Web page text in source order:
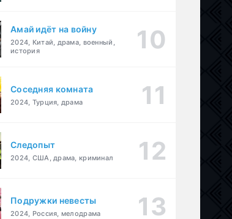
Амай идёт на войну
2024, Китай, драма, военный,
история
Соседняя комната
2024, Турция, драма
Следопыт
2024, США, драма, криминал
Подружки невесты
2024, Россия, мелодрама